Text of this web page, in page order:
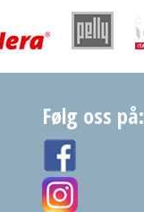
Følg oss på: